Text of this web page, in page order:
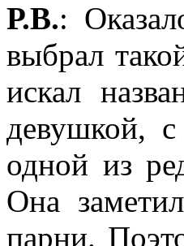
Р.В.:
выбрал
искал
девушкой, с
одной из
Она
парни.